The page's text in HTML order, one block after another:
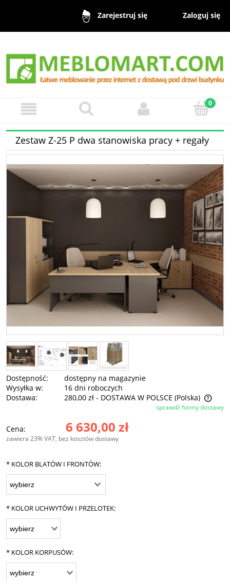
Zarejestruj się Zaloguj się
Zestaw Z-25 P dwa stanowiska pracy + regały
Dostępność:
dostępny na magazynie
Wysyłka w:
16 dni roboczych
Dostawa:
280,00 zł - DOSTAWA W POLSCE (Polska)
Cena nie zawiera ewentualnych kosztów płatnościsprawdź formy dostawy
Cena: 6 630,00 zł
zawiera 23% VAT, bez kosztów dostawy
* KOLOR BLATÓW I FRONTÓW:
* KOLOR UCHWYTÓW I PRZELOTEK:
* KOLOR KORPUSÓW: